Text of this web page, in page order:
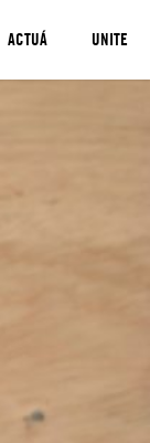
ACTUÁ UNITE